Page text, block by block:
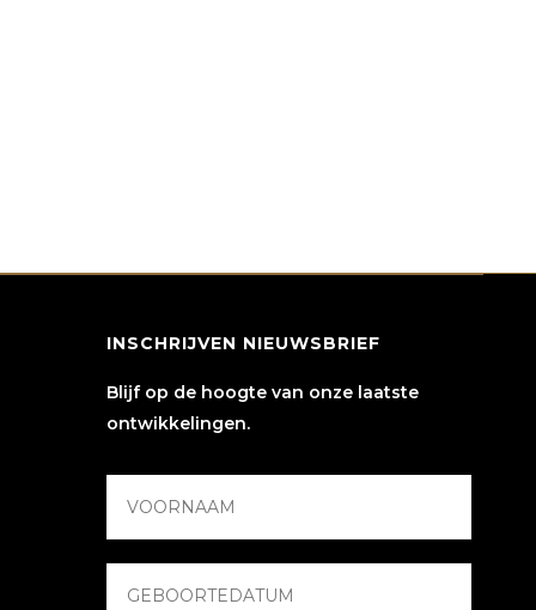
INSCHRIJVEN NIEUWSBRIEF
Blijf op de hoogte van onze laatste
ontwikkelingen.